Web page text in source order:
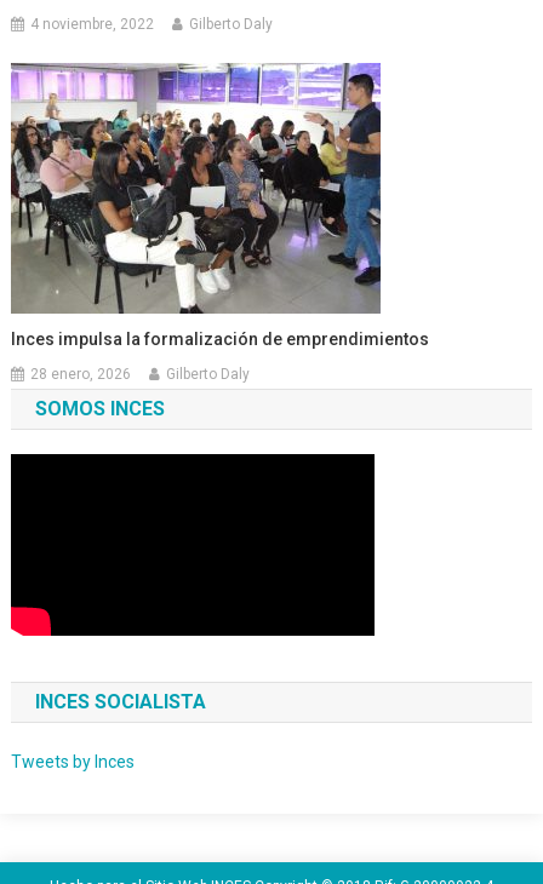
4 noviembre, 2022 Gilberto Daly
Inces impulsa la formalización de emprendimientos
28 enero, 2026 Gilberto Daly
SOMOS INCES
INCES SOCIALISTA
Tweets by Inces